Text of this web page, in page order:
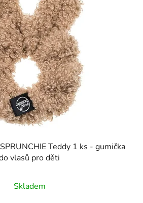
Teddy 1 ks - gumička
vlasů pro děti
Skladem